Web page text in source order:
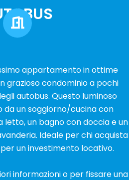
appartamento in ottime
grazioso condominio a pochi
autobus. Questo luminoso
da un soggiorno/cucina con
letto, un bagno con doccia e un
Ideale per chi acquista
un investimento locativo.
informazioni o per fissare una